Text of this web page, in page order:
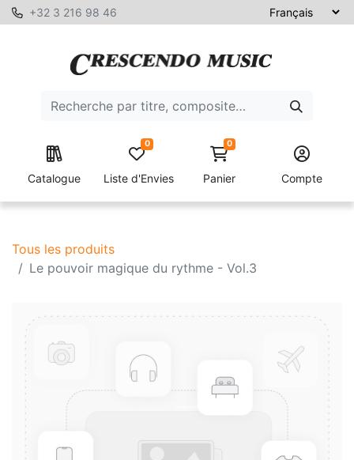
+32 3 216 98 46
Catalogue Liste d'Envies
0 0
Panier Compte
Tous les produits
Le pouvoir magique du rythme - Vol.3